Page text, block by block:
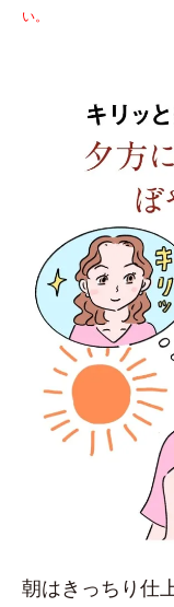
い。
朝はきっちり仕